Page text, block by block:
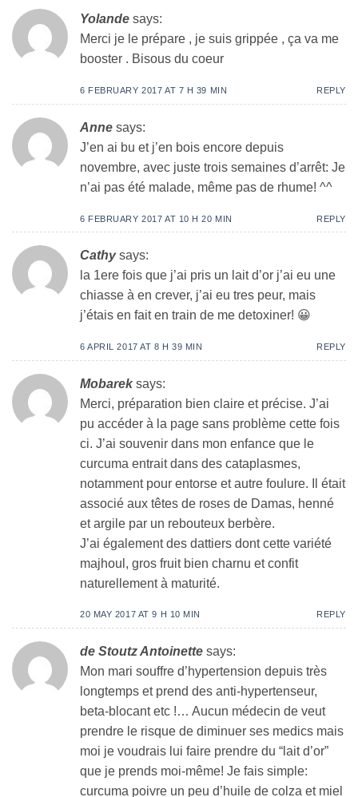
Yolande says:
Merci je le prépare , je suis grippée , ça va me
booster . Bisous du coeur
6 FEBRUARY 2017 AT 7 H 39 MIN REPLY
Anne says:
J’en ai bu et j’en bois encore depuis
novembre, avec juste trois semaines d’arrêt: Je
n’ai pas été malade, même pas de rhume! ^^
6 FEBRUARY 2017 AT 10 H 20 MIN REPLY
Cathy says:
la 1ere fois que j’ai pris un lait d’or j’ai eu une
chiasse à en crever, j’ai eu tres peur, mais
j’étais en fait en train de me detoxiner! 😀
6 APRIL 2017 AT 8 H 39 MIN REPLY
Mobarek says:
Merci, préparation bien claire et précise. J’ai
pu accéder à la page sans problème cette fois
ci. J’ai souvenir dans mon enfance que le
curcuma entrait dans des cataplasmes,
notamment pour entorse et autre foulure. Il était
associé aux têtes de roses de Damas, henné
et argile par un rebouteux berbère.
J’ai également des dattiers dont cette variété
majhoul, gros fruit bien charnu et confit
naturellement à maturité.
20 MAY 2017 AT 9 H 10 MIN REPLY
de Stoutz Antoinette says:
Mon mari souffre d’hypertension depuis très
longtemps et prend des anti-hypertenseur,
beta-blocant etc !… Aucun médecin de veut
prendre le risque de diminuer ses medics mais
moi je voudrais lui faire prendre du “lait d’or”
que je prends moi-même! Je fais simple:
curcuma poivre un peu d’huile de colza et miel